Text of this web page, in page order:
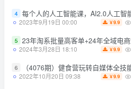
4 每个人的人工智能课，AI2.0人工智能，零基础
2023年9月19日 00:00 ￥9.9
5 23年淘系批量高客单+24年全域电商矩阵，批量高客单线上课（109
2024年3月28日 18:10 ￥9.9
6 （4076期）健食营玩转自媒体全技能实操，从无到有到精通，零基础也能
2022年10月20日 09:38 ￥9.9
4 每个人的人工智能课，AI2.0人工智能，零基础
2023年9月19日 00:00 ￥9.9
5 23年淘系批量高客单+24年全域电商矩阵，批量高客单线上课（109
2024年3月28日 18:10 ￥9.9
6 （4076期）健食营玩转自媒体全技能实操，从无到有到精通，零基础也能
2022年10月20日 09:38 ￥9.9